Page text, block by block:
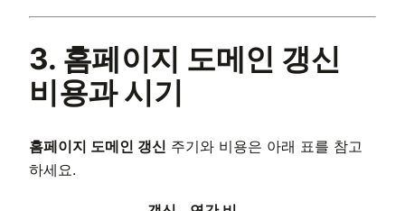
3. 홈페이지 도메인 갱신
비용과 시기
홈페이지 도메인 갱신 주기와 비용은 아래 표를 참고
하세요.